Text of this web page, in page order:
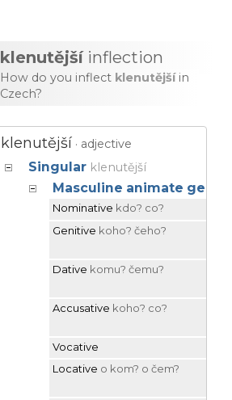
klenutějšíinflection
How do you inflect klenutějšíin
Czech?
klenutější · adjective
Singular klenutější
Masculine animate
Nominative kdo? co?
Genitive koho? čeho?
Dative komu? čemu?
Accusative koho? co?
Vocative
Locative o kom? o čem?